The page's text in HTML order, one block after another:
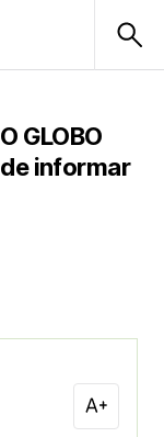
GLOBO
informar